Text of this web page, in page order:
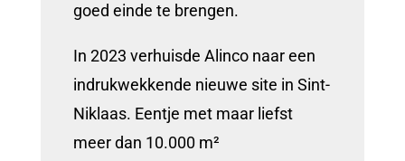
goed einde te brengen.
In 2023 verhuisde Alinco naar een
indrukwekkende nieuwe site in Sint-
Niklaas. Eentje met maar liefst
meer dan 10.000 m²